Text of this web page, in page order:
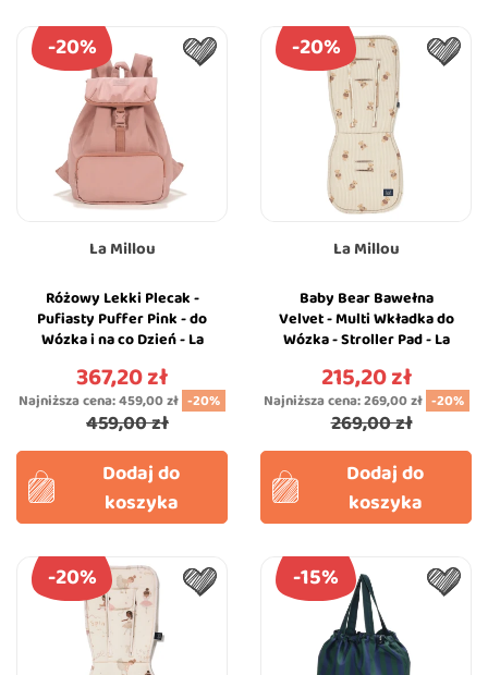
La Millou
Różowy Lekki Plecak -
Pufiasty Puffer Pink - do
Wózka i na co Dzień - La
Cena
367,20 zł
Najniższa cena:459,00 zł -20%
459,00 zł
-20%
Dodaj do
koszyka
La Millou
Baby Bear Bawełna
Velvet - Multi Wkładka do
Wózka - Stroller Pad - La
Cena
215,20 zł
Najniższa cena:269,00 zł -20%
269,00 zł
-20%
Dodaj do
koszyka
-20% -15%